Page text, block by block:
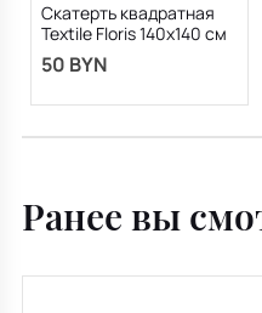
Скатерть квадратная
Textile Floris 140х140 см
50 BYN
Ранее вы